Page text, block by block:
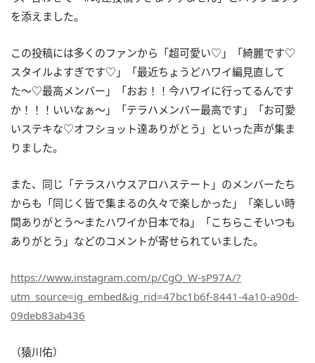
を添えました。
この投稿には多くのファンから「超可愛い♡」「綺麗です♡
スタイルよすぎです♡」「最近ちょうどハワイ編見直して
た〜♡最高メンバー」「おお！！今ハワイに行ってるんです
か！！！いいなぁ〜」「テラハメンバー最高です」「お可愛
いステキな♡オフショット達ありがとう」といった声が集ま
りました。
また、同じ「テラスハウスアロハステート」のメンバーたち
からも「同じく皆で集まるの久々で楽しかった」「楽しい時
間ありがとう〜またハワイか日本でね」「こちらこそいつも
ありがとう」などのコメントが寄せられていました。
https://www.instagram.com/p/CgO_W-sP97A/?
utm_source=ig_embed&ig_rid=47bc1b6f-8441-4a10-a90d-
09deb83ab436
（猿川佑）